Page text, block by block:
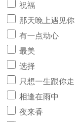
祝福
那天晚上遇见你
有一点动心
最美
选择
只想一生跟你走
相逢在雨中
夜来香